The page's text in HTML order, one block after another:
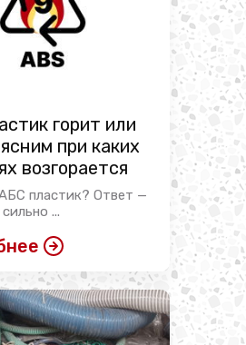
горит или
при каких
возгорается
пластик? Ответ —
...